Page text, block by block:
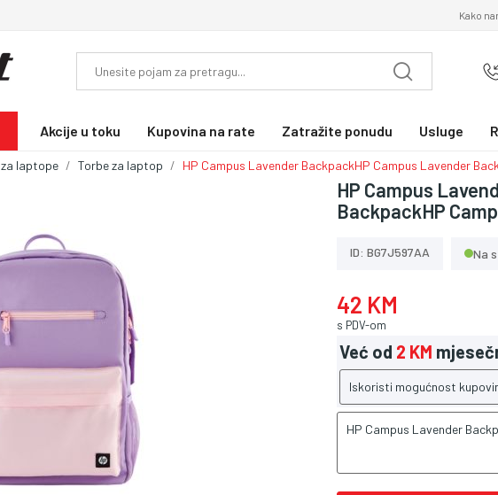
Kako
Akcije u toku Kupovina na rate Zatražite ponudu Usluge
laptope Torbe za laptop HP Campus Lavender BackpackHP Campus Lavender
HP Campus
BackpackHP
ID: BG7J597AA Na
42 KM
s PDV-om
Već od 2 KM
Iskoristi mogućnost
HP Campus Lavender